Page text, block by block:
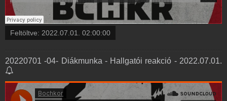
Feltöltve: 2022.07.01. 02:00:00
20220701 -04- Diákmunka - Hallgatói reakció - 2022.07.01.